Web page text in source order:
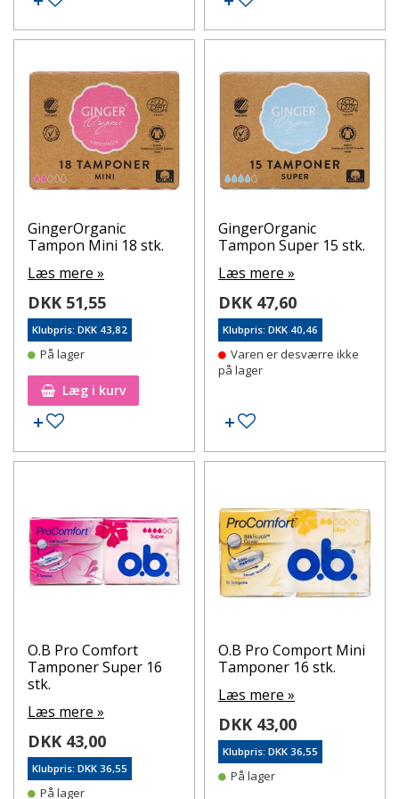
giv dig god tid.
Hos apotekeren.dk finder du et stort udvalg af
passer bedst til dig, står vi klar med råd og vejledning
på apoteket.
GingerOrganic
Tampon Mini 18 stk.
Læs mere »
DKK 51,55
Klubpris: DKK 43,82
På lager
Læg i kurv
Tilføj til ønskeseddel
GingerOrganic
Tampon Super 15 stk.
Læs mere »
DKK 47,60
Klubpris: DKK 40,46
Varen er desværre ikke
på lager
Tilføj til ønskeseddel
O.B Pro Comfort
Tamponer Super 16
stk.
Læs mere »
DKK 43,00
Klubpris: DKK 36,55
På lager
O.B Pro Comport Mini
Tamponer 16 stk.
Læs mere »
DKK 43,00
Klubpris: DKK 36,55
På lager